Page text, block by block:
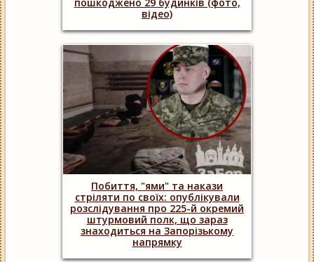
відео)
Побиття, "ями" та накази
стріляти по своїх: опублікували
розслідування про 225-й окремий
штурмовий полк, що зараз
знаходиться на Запорізькому
напрямку